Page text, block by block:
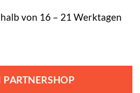
von 16 – 21 Werktagen